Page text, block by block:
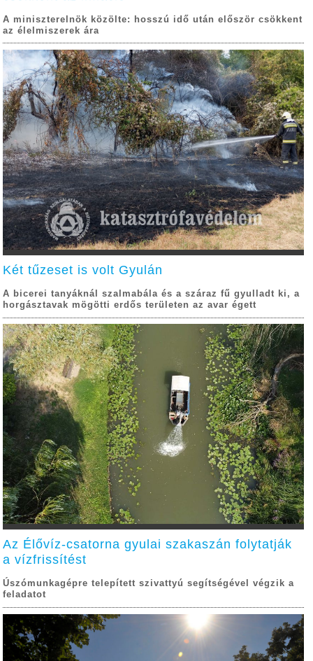
A miniszterelnök közölte: hosszú idő után először csökkent
az élelmiszerek ára
Két tűzeset is volt Gyulán
A bicerei tanyáknál szalmabála és a száraz fű gyulladt ki, a
horgásztavak mögötti erdős területen az avar égett
Az Élővíz-csatorna gyulai szakaszán folytatják
a vízfrissítést
Úszómunkagépre telepített szivattyú segítségével végzik a
feladatot